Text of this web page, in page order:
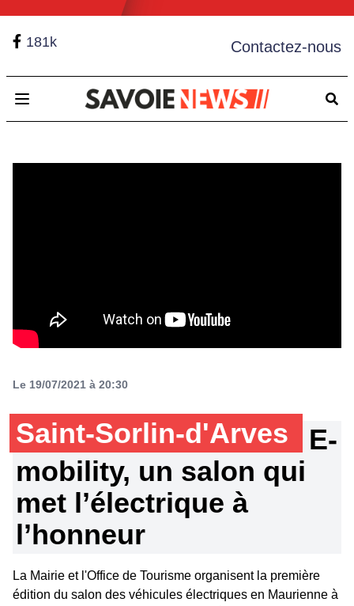
181k Contactez-nous
Open main menu
Le 19/07/2021 à 20:30
Saint-Sorlin-d'Arves
E-
mobility, un salon qui
met l’électrique à
l’honneur
La Mairie et l'Office de Tourisme organisent la première
édition du salon des véhicules électriques en Maurienne à